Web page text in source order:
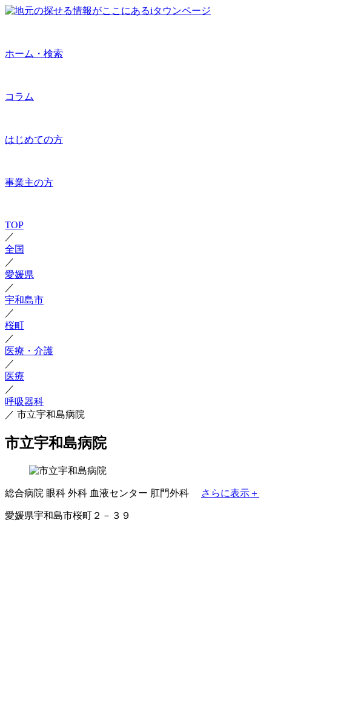
ホーム・検索
コラム
はじめての方
事業主の方
TOP
／
全国
／
愛媛県
／
宇和島市
／
桜町
／
医療・介護
／
医療
／
呼吸器科
／ 市立宇和島病院
市立宇和島病院
総合病院 眼科 外科 血液センター 肛門外科 さらに表示＋
愛媛県宇和島市桜町２－３９